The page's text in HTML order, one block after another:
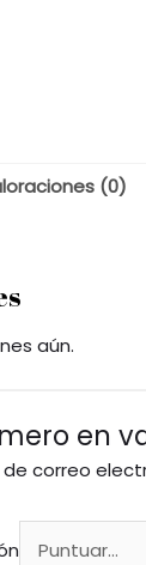
(0)
aún.
en
de correo